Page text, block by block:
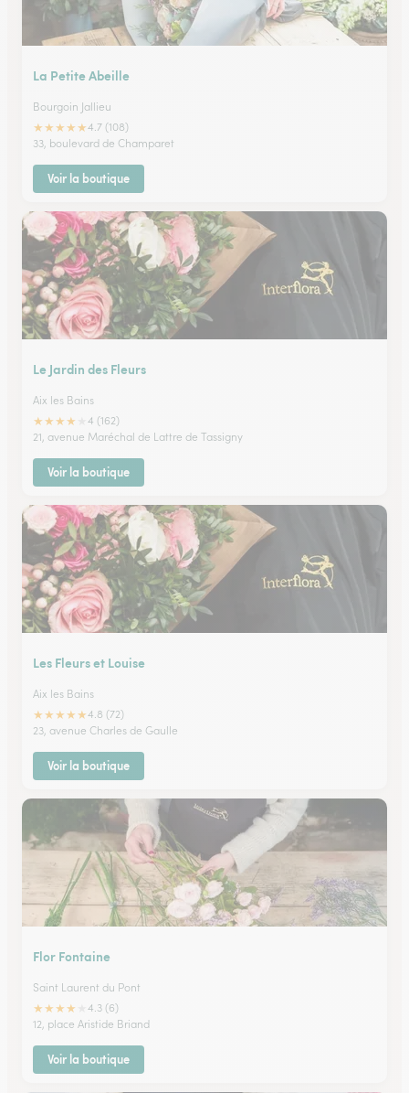
La Petite Abeille
Bourgoin Jallieu
★★★★★4.7 (108)
33, boulevard de Champaret
Voir la boutique
Le Jardin des Fleurs
Aix les Bains
★★★★
4 (162)
21, avenue Maréchal de Lattre de Tassigny
Voir la boutique
Les Fleurs et Louise
Aix les Bains
★★★★★4.8 (72)
23, avenue Charles de Gaulle
Voir la boutique
Flor Fontaine
Saint Laurent du Pont
★★★★
4.3 (6)
12, place Aristide Briand
Voir la boutique